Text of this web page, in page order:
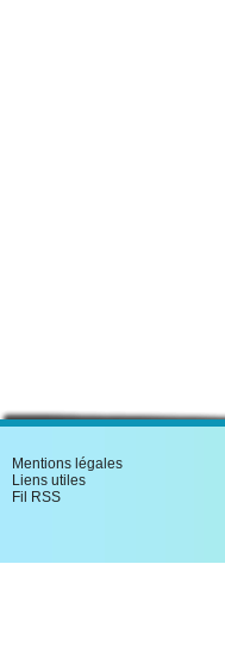
Mentions légales
Liens utiles
Fil RSS